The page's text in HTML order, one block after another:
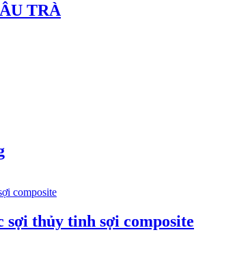
TRÀ
thủy tinh sợi composite